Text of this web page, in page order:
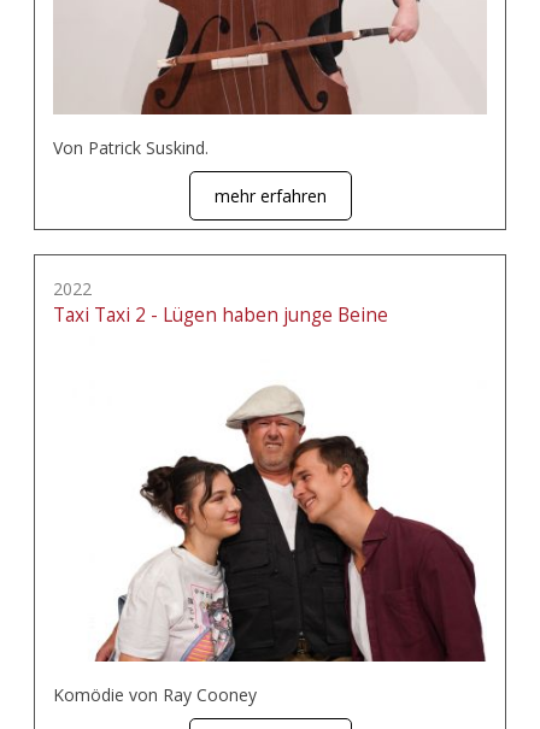
Von Patrick Suskind.
mehr erfahren
2022
Taxi Taxi 2 - Lügen haben junge Beine
Komödie von Ray Cooney